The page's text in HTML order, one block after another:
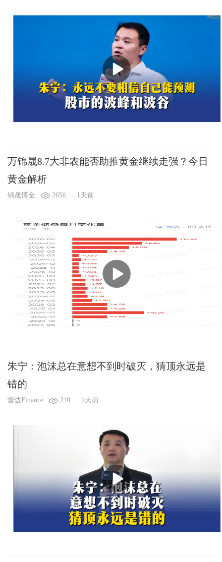
万锦晟8.7大非农能否助推黄金继续走强？今日
黄金解析
锦晟博金 2656 1天前
朱宁：泡沫总在意想不到时破灭，猜顶永远是
错的
雷达Finance 210 1天前